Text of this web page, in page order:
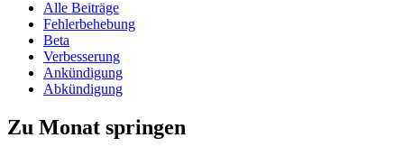
Alle Beiträge
Fehlerbehebung
Beta
Verbesserung
Ankündigung
Abkündigung
Zu Monat springen